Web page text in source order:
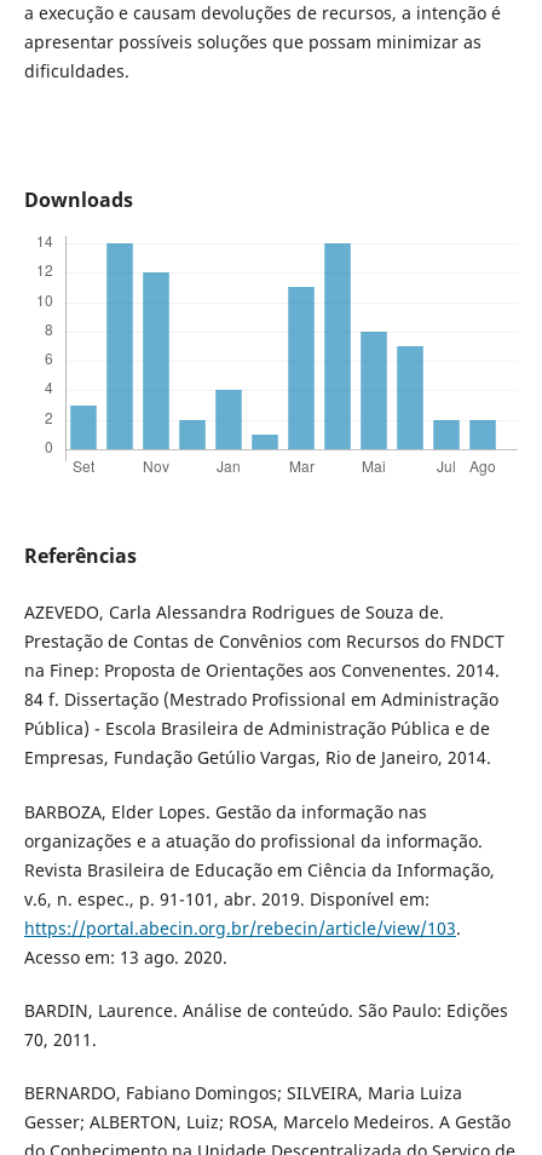
a execução e causam devoluções de recursos, a intenção é
apresentar possíveis soluções que possam minimizar as
dificuldades.
Downloads
Referências
AZEVEDO, Carla Alessandra Rodrigues de Souza de.
Prestação de Contas de Convênios com Recursos do FNDCT
na Finep: Proposta de Orientações aos Convenentes. 2014.
84 f. Dissertação (Mestrado Profissional em Administração
Pública) - Escola Brasileira de Administração Pública e de
Empresas, Fundação Getúlio Vargas, Rio de Janeiro, 2014.
BARBOZA, Elder Lopes. Gestão da informação nas
organizações e a atuação do profissional da informação.
Revista Brasileira de Educação em Ciência da Informação,
v.6, n. espec., p. 91-101, abr. 2019. Disponível em:
https://portal.abecin.org.br/rebecin/article/view/103.
Acesso em: 13 ago. 2020.
BARDIN, Laurence. Análise de conteúdo. São Paulo: Edições
70, 2011.
BERNARDO, Fabiano Domingos; SILVEIRA, Maria Luiza
Gesser; ALBERTON, Luiz; ROSA, Marcelo Medeiros. A Gestão
do Conhecimento na Unidade Descentralizada do Serviço de